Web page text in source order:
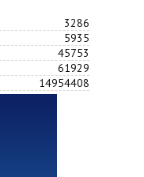
3286
5935
45753
61929
14954408